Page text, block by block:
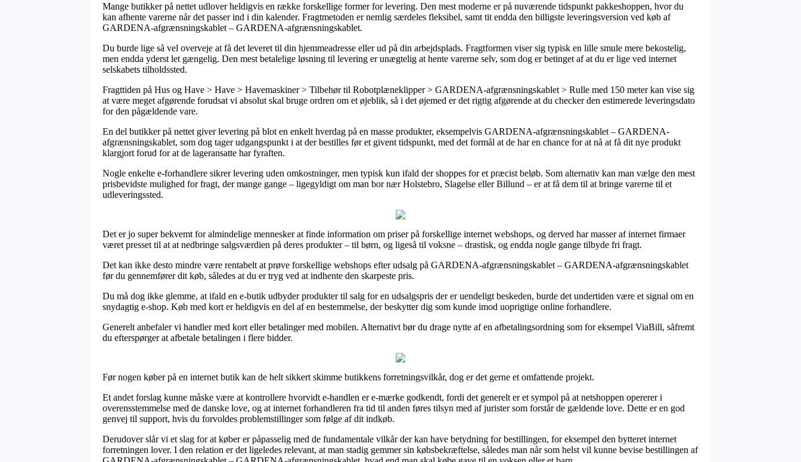
Mange butikker på nettet udlover heldigvis en række forskellige former for levering. Den mest moderne er på nuværende tidspunkt pakkeshoppen, hvor du
kan afhente varerne når det passer ind i din kalender. Fragtmetoden er nemlig særdeles fleksibel, samt tit endda den billigste leveringsversion ved køb af
GARDENA-afgrænsningskablet – GARDENA-afgrænsningskablet.
Du burde lige så vel overveje at få det leveret til din hjemmeadresse eller ud på din arbejdsplads. Fragtformen viser sig typisk en lille smule mere bekostelig,
men endda yderst let gængelig. Den mest betalelige løsning til levering er unægtelig at hente varerne selv, som dog er betinget af at du er lige ved internet
selskabets tilholdssted.
Fragttiden på Hus og Have > Have > Havemaskiner > Tilbehør til Robotplæneklipper > GARDENA-afgrænsningskablet > Rulle med 150 meter kan vise sig
at være meget afgørende forudsat vi absolut skal bruge ordren om et øjeblik, så i det øjemed er det rigtig afgørende at du checker den estimerede leveringsdato
for den pågældende vare.
En del butikker på nettet giver levering på blot en enkelt hverdag på en masse produkter, eksempelvis GARDENA-afgrænsningskablet – GARDENA-
afgrænsningskablet, som dog tager udgangspunkt i at der bestilles før et givent tidspunkt, med det formål at de har en chance for at nå at få dit nye produkt
klargjort forud for at de lageransatte har fyraften.
Nogle enkelte e-forhandlere sikrer levering uden omkostninger, men typisk kun ifald der shoppes for et præcist beløb. Som alternativ kan man vælge den mest
prisbevidste mulighed for fragt, der mange gange – ligegyldigt om man bor nær Holstebro, Slagelse eller Billund – er at få dem til at bringe varerne til et
udleveringssted.
Det er jo super bekvemt for almindelige mennesker at finde information om priser på forskellige internet webshops, og derved har masser af internet firmaer
været presset til at at nedbringe salgsværdien på deres produkter – til børn, og ligeså til voksne – drastisk, og endda nogle gange tilbyde fri fragt.
Det kan ikke desto mindre være rentabelt at prøve forskellige webshops efter udsalg på GARDENA-afgrænsningskablet – GARDENA-afgrænsningskablet
før du gennemfører dit køb, således at du er tryg ved at indhente den skarpeste pris.
Du må dog ikke glemme, at ifald en e-butik udbyder produkter til salg for en udsalgspris der er uendeligt beskeden, burde det undertiden være et signal om en
snydagtig e-shop. Køb med kort er heldigvis en del af en bestemmelse, der beskytter dig som kunde imod uoprigtige online forhandlere.
Generelt anbefaler vi handler med kort eller betalinger med mobilen. Alternativt bør du drage nytte af en afbetalingsordning som for eksempel ViaBill, såfremt
du efterspørger at afbetale betalingen i flere bidder.
Før nogen køber på en internet butik kan de helt sikkert skimme butikkens forretningsvilkår, dog er det gerne et omfattende projekt.
Et andet forslag kunne måske være at kontrollere hvorvidt e-handlen er e-mærke godkendt, fordi det generelt er et sympol på at netshoppen opererer i
overensstemmelse med de danske love, og at internet forhandleren fra tid til anden føres tilsyn med af jurister som forstår de gældende love. Dette er en god
genvej til support, hvis du forvoldes problemstillinger som følge af dit indkøb.
Derudover slår vi et slag for at køber er påpasselig med de fundamentale vilkår der kan have betydning for bestillingen, for eksempel den bytteret internet
forretningen lover. I den relation er det ligeledes relevant, at man stadig gemmer sin købsbekræftelse, således man når som helst vil kunne bevise bestillingen af